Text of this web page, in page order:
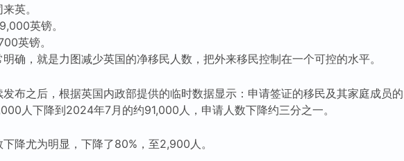
英。
英镑。
英镑。
确，就是力图减少英国的净移民人数，把外来移民控制在一个可控的水平。
布之后，根据英国内政部提供的临时数据显示：申请签证的移民及其家庭成员的
人下降到2024年7月的约91,000人，申请人数下降约三分之一。
降尤为明显，下降了80%，至2,900人。